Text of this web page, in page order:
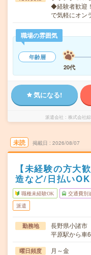
◆経験者歓迎
で気軽にオン
職場の雰囲気
年齢層
20代
気になる!
派遣会社 株式会社
未読 掲載日 2026/08/07
【未経験の方大
造など/日払いOK
職種未経験OK 交通費別
派遣
勤務地
長野県小諸市
平原駅から車
曜日頻度 月～金